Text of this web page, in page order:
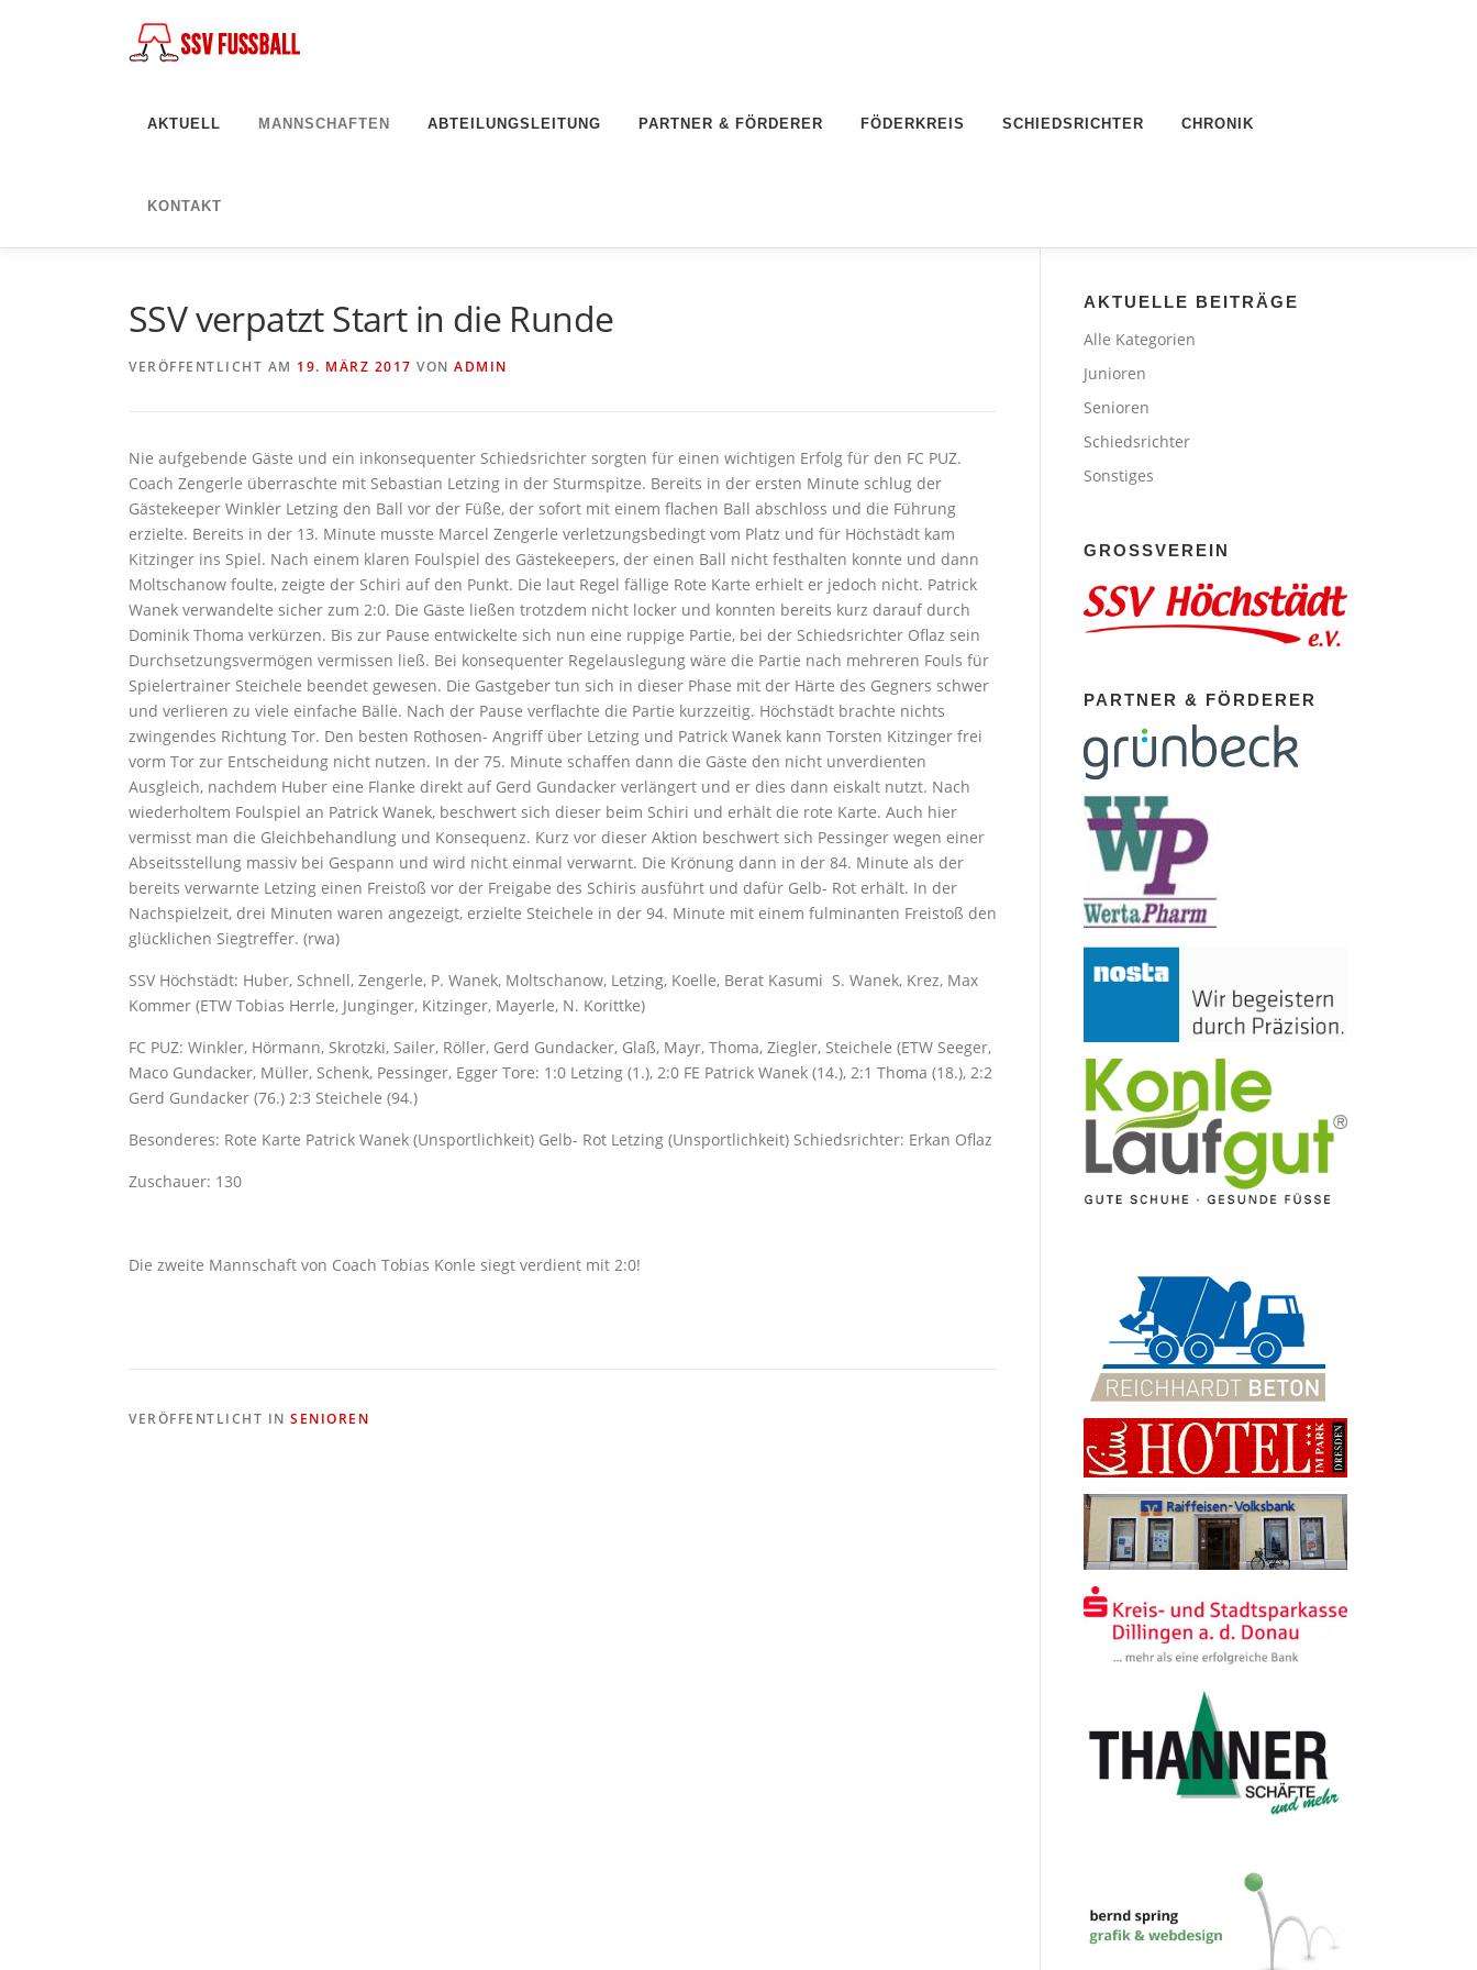
AKTUELL MANNSCHAFTEN ABTEILUNGSLEITUNG PARTNER & FÖRDERER FÖDERKREIS SCHIEDSRICHTER CHRONIK
KONTAKT
SSV verpatzt Start in die Runde
VERÖFFENTLICHT AM 19. MÄRZ 2017 VON ADMIN
Nie aufgebende Gäste und ein inkonsequenter Schiedsrichter sorgten für einen wichtigen Erfolg für den FC PUZ.
Coach Zengerle überraschte mit Sebastian Letzing in der Sturmspitze. Bereits in der ersten Minute schlug der
Gästekeeper Winkler Letzing den Ball vor der Füße, der sofort mit einem flachen Ball abschloss und die Führung
erzielte. Bereits in der 13. Minute musste Marcel Zengerle verletzungsbedingt vom Platz und für Höchstädt kam
Kitzinger ins Spiel. Nach einem klaren Foulspiel des Gästekeepers, der einen Ball nicht festhalten konnte und dann
Moltschanow foulte, zeigte der Schiri auf den Punkt. Die laut Regel fällige Rote Karte erhielt er jedoch nicht. Patrick
Wanek verwandelte sicher zum 2:0. Die Gäste ließen trotzdem nicht locker und konnten bereits kurz darauf durch
Dominik Thoma verkürzen. Bis zur Pause entwickelte sich nun eine ruppige Partie, bei der Schiedsrichter Oflaz sein
Durchsetzungsvermögen vermissen ließ. Bei konsequenter Regelauslegung wäre die Partie nach mehreren Fouls für
Spielertrainer Steichele beendet gewesen. Die Gastgeber tun sich in dieser Phase mit der Härte des Gegners schwer
und verlieren zu viele einfache Bälle. Nach der Pause verflachte die Partie kurzzeitig. Höchstädt brachte nichts
zwingendes Richtung Tor. Den besten Rothosen- Angriff über Letzing und Patrick Wanek kann Torsten Kitzinger frei
vorm Tor zur Entscheidung nicht nutzen. In der 75. Minute schaffen dann die Gäste den nicht unverdienten
Ausgleich, nachdem Huber eine Flanke direkt auf Gerd Gundacker verlängert und er dies dann eiskalt nutzt. Nach
wiederholtem Foulspiel an Patrick Wanek, beschwert sich dieser beim Schiri und erhält die rote Karte. Auch hier
vermisst man die Gleichbehandlung und Konsequenz. Kurz vor dieser Aktion beschwert sich Pessinger wegen einer
Abseitsstellung massiv bei Gespann und wird nicht einmal verwarnt. Die Krönung dann in der 84. Minute als der
bereits verwarnte Letzing einen Freistoß vor der Freigabe des Schiris ausführt und dafür Gelb- Rot erhält. In der
Nachspielzeit, drei Minuten waren angezeigt, erzielte Steichele in der 94. Minute mit einem fulminanten Freistoß den
glücklichen Siegtreffer. (rwa)
SSV Höchstädt: Huber, Schnell, Zengerle, P. Wanek, Moltschanow, Letzing, Koelle, Berat Kasumi S. Wanek, Krez, Max
Kommer (ETW Tobias Herrle, Junginger, Kitzinger, Mayerle, N. Korittke)
FC PUZ: Winkler, Hörmann, Skrotzki, Sailer, Röller, Gerd Gundacker, Glaß, Mayr, Thoma, Ziegler, Steichele (ETW Seeger,
Maco Gundacker, Müller, Schenk, Pessinger, Egger Tore: 1:0 Letzing (1.), 2:0 FE Patrick Wanek (14.), 2:1 Thoma (18.), 2:2
Gerd Gundacker (76.) 2:3 Steichele (94.)
Besonderes: Rote Karte Patrick Wanek (Unsportlichkeit) Gelb- Rot Letzing (Unsportlichkeit) Schiedsrichter: Erkan Oflaz
Zuschauer: 130
Die zweite Mannschaft von Coach Tobias Konle siegt verdient mit 2:0!
VERÖFFENTLICHT IN SENIOREN
AKTUELLE BEITRÄGE
Alle Kategorien
Junioren
Senioren
Schiedsrichter
Sonstiges
GROSSVEREIN
PARTNER & FÖRDERER